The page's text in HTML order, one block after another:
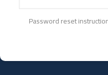
Password reset